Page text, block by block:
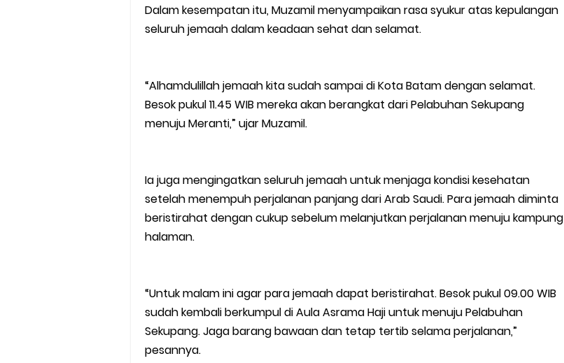
Dalam kesempatan itu, Muzamil menyampaikan rasa syukur atas kepulangan
seluruh jemaah dalam keadaan sehat dan selamat.
“Alhamdulillah jemaah kita sudah sampai di Kota Batam dengan selamat.
Besok pukul 11.45 WIB mereka akan berangkat dari Pelabuhan Sekupang
menuju Meranti,” ujar Muzamil.
Ia juga mengingatkan seluruh jemaah untuk menjaga kondisi kesehatan
setelah menempuh perjalanan panjang dari Arab Saudi. Para jemaah diminta
beristirahat dengan cukup sebelum melanjutkan perjalanan menuju kampung
halaman.
“Untuk malam ini agar para jemaah dapat beristirahat. Besok pukul 09.00 WIB
sudah kembali berkumpul di Aula Asrama Haji untuk menuju Pelabuhan
Sekupang. Jaga barang bawaan dan tetap tertib selama perjalanan,”
pesannya.